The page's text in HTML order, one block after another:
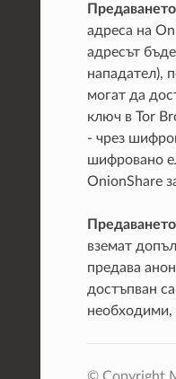
адреса на
адресът
нападател),
могат да
ключ в Tor
- чрез
шифровано
OnionShare
вземат
предава
достъпван
необходими,